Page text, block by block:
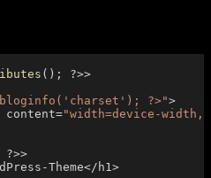
(); ?>>
bloginfo('charset'); ?>">
content="width=device-
Theme</h1>